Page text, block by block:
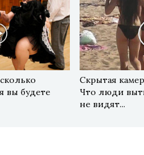
вы будете
Скрытая
Что люди
не видят...